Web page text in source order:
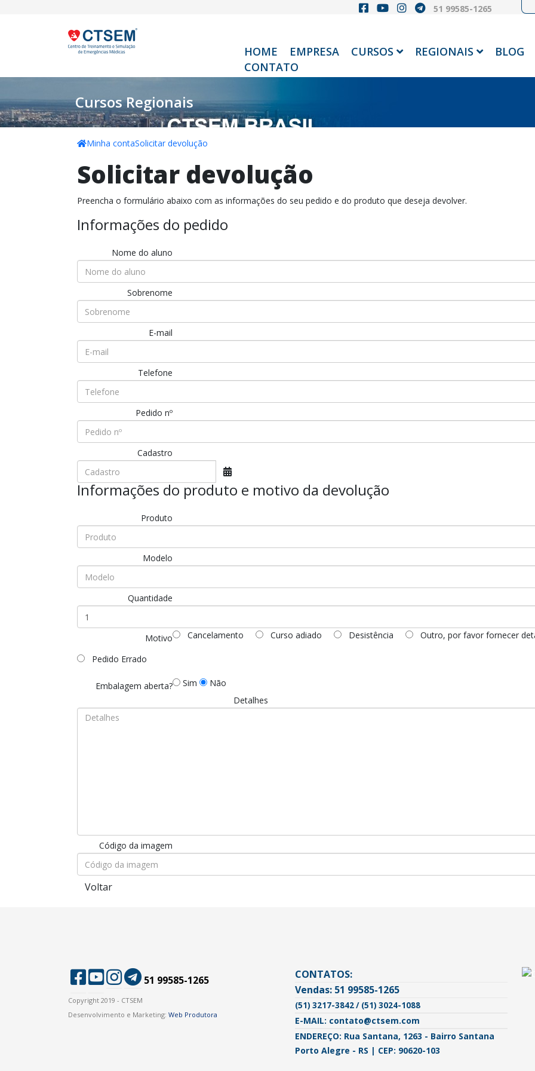
51 99585-1265
HOME EMPRESA CURSOS REGIONAIS BLOG
CONTATO
Cursos Regionais
Minha contaSolicitar devolução
Solicitar devolução
Preencha o formulário abaixo com as informações do seu pedido e do produto que deseja devolver.
Informações do pedido
Nome do aluno
Sobrenome
E-mail
Telefone
Pedido nº
Cadastro
Informações do produto e motivo da devolução
Produto
Modelo
Quantidade
Motivo Cancelamento Curso adiado Desistência Outro, por favor fornecer
Pedido Errado
Embalagem aberta? Sim
Não
Detalhes
Código da imagem
Voltar
51 99585-1265
Copyright 2019 - CTSEM
Desenvolvimento e Marketing: Web Produtora
CONTATOS:
Vendas: 51 99585-1265
(51) 3217-3842 / (51) 3024-1088
E-MAIL: contato@ctsem.com
ENDEREÇO: Rua Santana, 1263 - Bairro Santana
Porto Alegre - RS | CEP: 90620-103